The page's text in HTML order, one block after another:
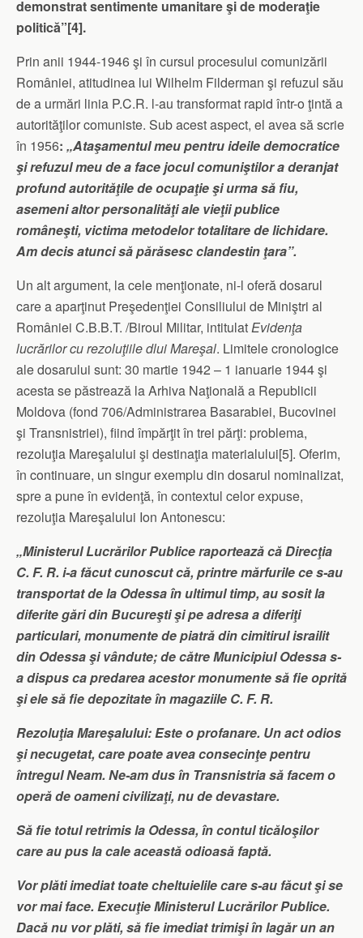
demonstrat sentimente umanitare şi de moderaţie
politică”[4].
Prin anii 1944-1946 şi în cursul procesului comunizării
României, atitudinea lui Wilhelm Filderman şi refuzul său
de a urmări linia P.C.R. l-au transformat rapid într-o ţintă a
autorităţilor comuniste. Sub acest aspect, el avea să scrie
în 1956: „Ataşamentul meu pentru ideile democratice
şi refuzul meu de a face jocul comuniştilor a deranjat
profund autorităţile de ocupaţie şi urma să fiu,
asemeni altor personalităţi ale vieţii publice
româneşti, victima metodelor totalitare de lichidare.
Am decis atunci să părăsesc clandestin ţara”.
Un alt argument, la cele menţionate, ni-l oferă dosarul
care a aparţinut Preşedenţiei Consiliului de Miniştri al
României C.B.B.T. /Biroul Militar, intitulatEvidenţa
lucrărilor cu rezoluţiile dlui Mareşal. Limitele cronologice
ale dosarului sunt: 30 martie 1942 – 1 ianuarie 1944 şi
acesta se păstrează la Arhiva Naţională a Republicii
Moldova (fond 706/Administrarea Basarabiei, Bucovinei
şi Transnistriei), fiind împărţit în trei părţi: problema,
rezoluţia Mareşalului şi destinaţia materialului[5]. Oferim,
în continuare, un singur exemplu din dosarul nominalizat,
spre a pune în evidenţă, în contextul celor expuse,
rezoluţia Mareşalului Ion Antonescu:
„Ministerul Lucrărilor Publice raportează că Direcţia
C. F. R. i-a făcut cunoscut că, printre mărfurile ce s-au
transportat de la Odessa în ultimul timp, au sosit la
diferite gări din Bucureşti şi pe adresa a diferiţi
particulari, monumente de piatră din cimitirul israilit
din Odessa şi vândute; de către Municipiul Odessa s-
a dispus ca predarea acestor monumente să fie oprită
şi ele să fie depozitate în magaziile C. F. R.
Rezoluţia Mareşalului: Este o profanare. Un act odios
şi necugetat, care poate avea consecinţe pentru
întregul Neam. Ne-am dus în Transnistria să facem o
operă de oameni civilizaţi, nu de devastare.
Să fie totul retrimis la Odessa, în contul ticăloşilor
care au pus la cale această odioasă faptă.
Vor plăti imediat toate cheltuielile care s-au făcut şi se
vor mai face. Execuţie Ministerul Lucrărilor Publice.
Dacă nu vor plăti, să fie imediat trimişi în lagăr un an